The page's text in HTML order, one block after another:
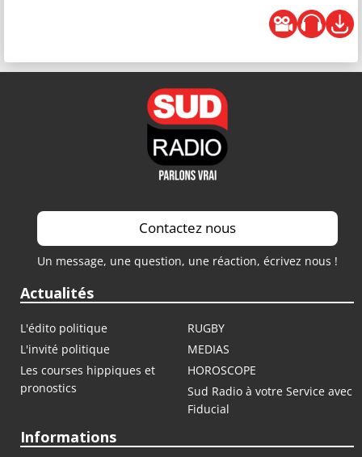
Contactez nous
Un message, une question, une réaction, écrivez nous !
Actualités
L'édito politique
RUGBY
L'invité politique
MEDIAS
Les courses hippiques et
pronostics
HOROSCOPE
Sud Radio à votre Service avec
Fiducial
Informations